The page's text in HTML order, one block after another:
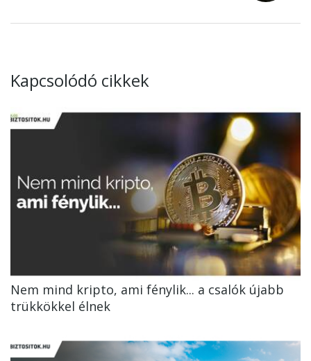
Kapcsolódó cikkek
Nem mind kripto, ami fénylik... a csalók újabb
trükkökkel élnek